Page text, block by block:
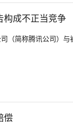
构成不正当竞争
（简称腾讯公司）
偿